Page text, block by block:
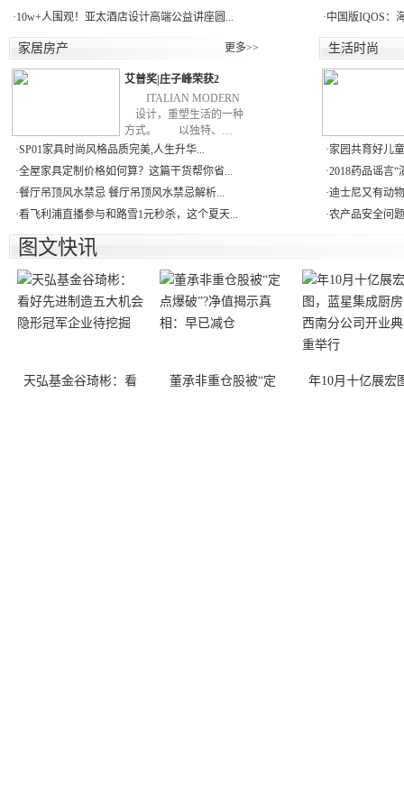
·10w+人围观！亚太酒店设计高端公益讲座圆...
·中国版IQOS：
家居房产 更多>>
艾普奖|庄子峰荣获2
ITALIAN MODERN
设计，重塑生活的一种
方式。 以独特、…
·SP01家具时尚风格品质完美,人生升华...
·全屋家具定制价格如何算？这篇干货帮你省...
·餐厅吊顶风水禁忌 餐厅吊顶风水禁忌解析...
·看飞利浦直播参与和路雪1元秒杀，这个夏天...
生活时尚
·家园共育好儿
·2018药品谣言“
·迪士尼又有动
·农产品安全问
图文快讯
天弘基金谷琦彬：看 董承非重仓股被“定 年10月十亿展宏